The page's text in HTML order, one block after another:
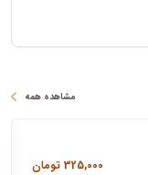
مشاهده همه
325,000 تومان